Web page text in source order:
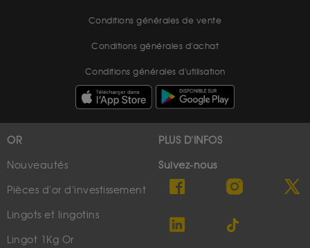
Conditions générales de vente
Conditions générales d'achat
Conditions générales d'utilisation
OR
Nouveautés
Pièces d'or d'investissement
Lingots et lingotins
Lingot 1Kg Or
PLUS D'INFOS
Suivez-nous